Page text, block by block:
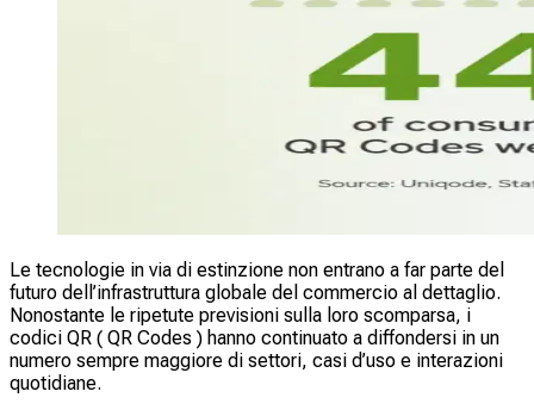
Le tecnologie in via di estinzione non entrano a far parte del
futuro dell’infrastruttura globale del commercio al dettaglio.
Nonostante le ripetute previsioni sulla loro scomparsa, i
codici QR ( QR Codes ) hanno continuato a diffondersi in un
numero sempre maggiore di settori, casi d’uso e interazioni
quotidiane.